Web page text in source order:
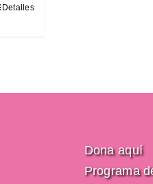
Detalles
Dona aquí
Programa